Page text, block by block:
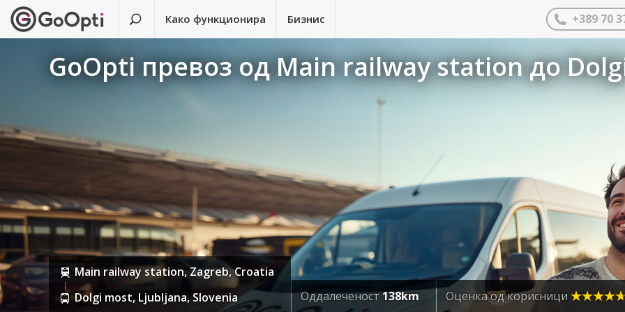
Како функционира Бизнис +389 70
GoOpti превоз од Main railway station до
Main railway station, Zagreb, Croatia
Dolgi most, Ljubljana, Slovenia
Оддалеченост138km Оценка од корисници